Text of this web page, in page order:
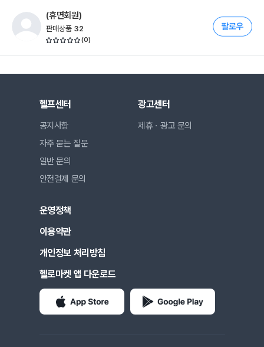
(휴면회원)
판매상품 32
(0)
헬프센터
공지사항
자주 묻는 질문
일반 문의
안전결제 문의
광고센터
제휴ㆍ광고 문의
운영정책
이용약관
개인정보 처리방침
헬로마켓 앱 다운로드